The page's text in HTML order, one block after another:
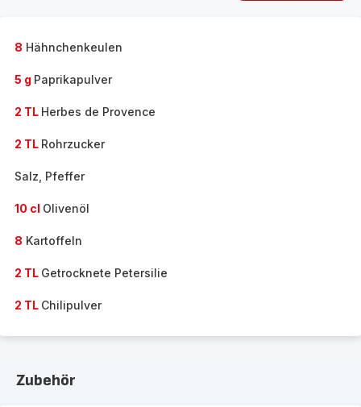
8 Hähnchenkeulen
5 g Paprikapulver
2 TL Herbes de Provence
2 TL Rohrzucker
Salz, Pfeffer
10 cl Olivenöl
8 Kartoffeln
2 TL Getrocknete Petersilie
2 TL Chilipulver
Zubehör